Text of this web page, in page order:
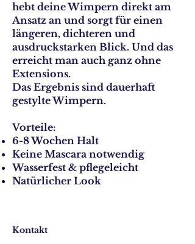
hebt deine Wimpern direkt am
Ansatz an und sorgt für einen
längeren, dichteren und
ausdruckstarken Blick. Und das
erreicht man auch ganz ohne
Extensions.
Das Ergebnis sind dauerhaft
gestylte Wimpern.
Vorteile:
6-8 Wochen Halt
Keine Mascara notwendig
Wasserfest & pflegeleicht
Natürlicher Look
Kontakt